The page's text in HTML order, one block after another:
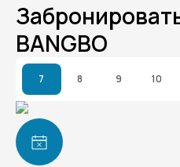
BANGBO
7 8 9 10